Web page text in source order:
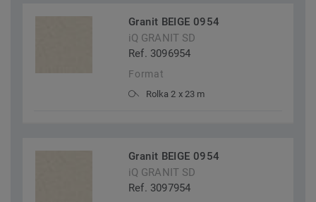
Granit BEIGE 0954
iQ GRANIT SD
Ref. 3096954
Format
Rolka 2 x 23 m
Granit BEIGE 0954
iQ GRANIT SD
Ref. 3097954